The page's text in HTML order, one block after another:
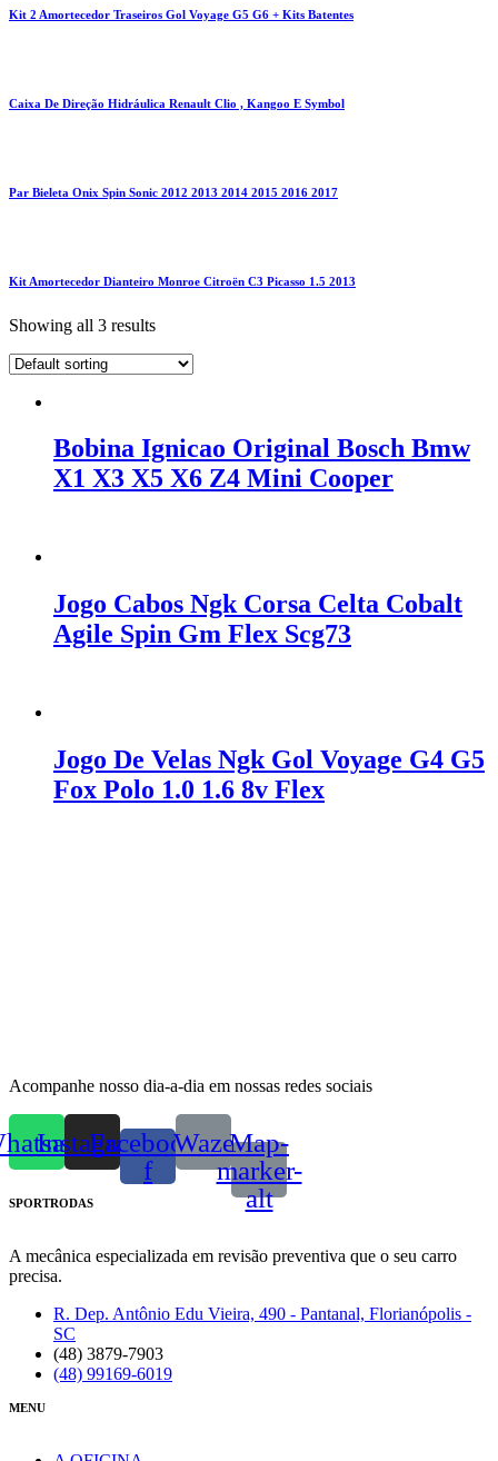
Kit 2 Amortecedor Traseiros Gol Voyage G5 G6 + Kits Batentes
Caixa De Direção Hidráulica Renault Clio , Kangoo E Symbol
Par Bieleta Onix Spin Sonic 2012 2013 2014 2015 2016 2017
Kit Amortecedor Dianteiro Monroe Citroën C3 Picasso 1.5 2013
Showing all 3 results
Bobina Ignicao Original Bosch Bmw
X1 X3 X5 X6 Z4 Mini Cooper
Jogo Cabos Ngk Corsa Celta Cobalt
Agile Spin Gm Flex Scg73
Jogo De Velas Ngk Gol Voyage G4 G5
Fox Polo 1.0 1.6 8v Flex
Acompanhe nosso dia-a-dia em nossas redes sociais
Instagram
Facebook-
f
WazeMap-
marker-
alt
SPORTRODAS
A mecânica especializada em revisão preventiva que o seu carro
precisa.
R. Dep. Antônio Edu Vieira, 490 - Pantanal, Florianópolis -
SC
(48) 3879-7903
(48) 99169-6019
MENU